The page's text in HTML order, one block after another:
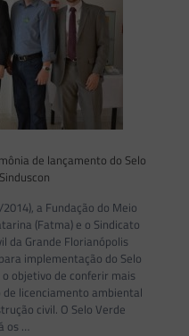
de lançamento do Selo
a Fundação do Meio
(Fatma) e o Sindicato
da Grande Florianópolis
implementação do Selo
objetivo de conferir mais
licenciamento ambiental
civil. O Selo Verde
os …